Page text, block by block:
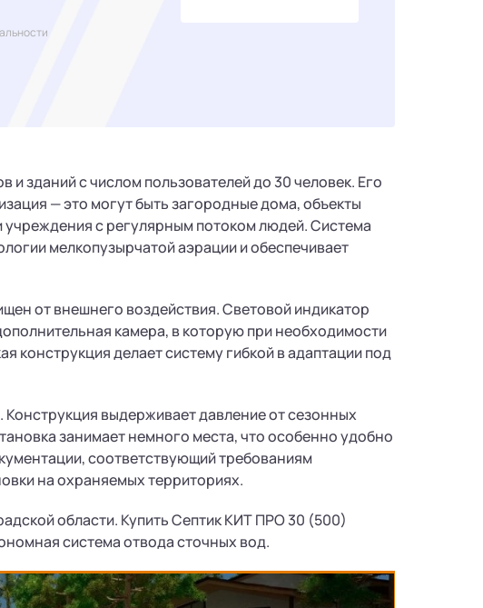
и зданий с числом пользователей до 30 человек. Его
— это могут быть загородные дома, объекты
учреждения с регулярным потоком людей. Система
мелкопузырчатой аэрации и обеспечивает
от внешнего воздействия. Световой индикатор
камера, в которую при необходимости
конструкция делает систему гибкой в адаптации под
выдерживает давление от сезонных
занимает немного места, что особенно удобно
соответствующий требованиям
на охраняемых территориях.
области. Купить Септик КИТ ПРО 30 (500)
система отвода сточных вод.